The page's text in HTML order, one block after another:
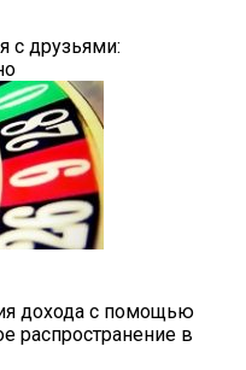
с друзьями:
дохода с помощью
распространение в